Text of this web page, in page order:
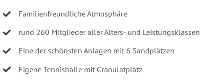
Familienfreundliche Atmosphäre
rund 260 Mitglieder aller Alters- und Leistungsklassen
Eine der schönsten Anlagen mit 6 Sandplätzen
Eigene Tennishalle mit Granulatplatz